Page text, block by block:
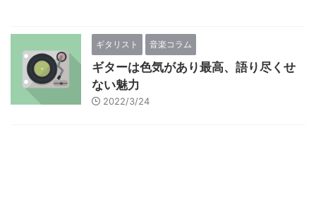
ギタリスト 音楽コラム
ギターは色気があり最高、語り尽くせ
ない魅力
2022/3/24